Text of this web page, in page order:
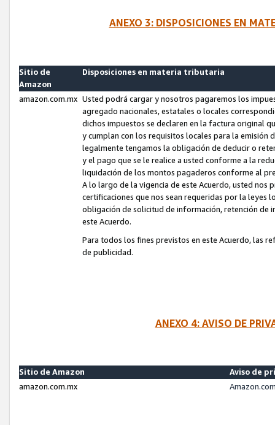
ANEXO 3: DISPOSICIONES EN
Sitio de
Amazon
Disposiciones en materia tributaria
amazon.com.mx Usted podrá cargar y nosotros pagaremos los
agregado nacionales, estatales o locales
dichos impuestos se declaren en la factura original
y cumplan con los requisitos locales para la emisión
legalmente tengamos la obligación de deducir o
y el pago que se le realice a usted conforme a la
liquidación de los montos pagaderos conforme al
A lo largo de la vigencia de este Acuerdo, usted
certificaciones que nos sean requeridas por la leyes
obligación de solicitud de información, retención de
este Acuerdo.
Para todos los fines previstos en este Acuerdo, las
de publicidad.
ANEXO 4: AVISO DE
Sitio de Amazon
Aviso de
amazon.com.mx